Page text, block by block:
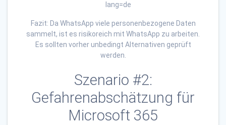
lang=de
Fazit: Da WhatsApp viele personenbezogene Daten
sammelt, ist es risikoreich mit WhatsApp zu arbeiten.
Es sollten vorher unbedingt Alternativen geprüft
werden.
Szenario #2:
Gefahrenabschätzung für
Microsoft 365